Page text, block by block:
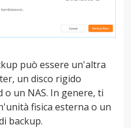
può essere un'altra
un disco rigido
un NAS. In genere, ti
fisica esterna o un
backup.